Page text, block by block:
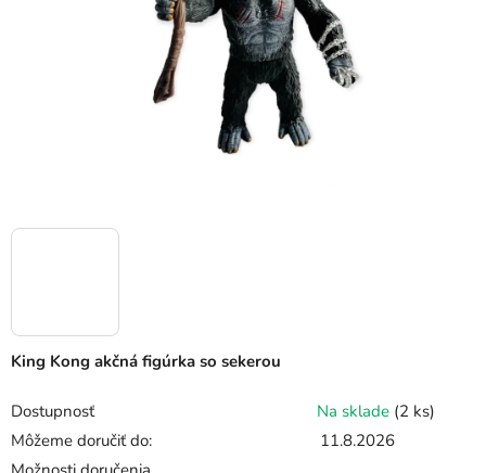
King Kong akčná figúrka so sekerou
Dostupnosť Na sklade (2 ks)
Môžeme doručiť do:
11.8.2026